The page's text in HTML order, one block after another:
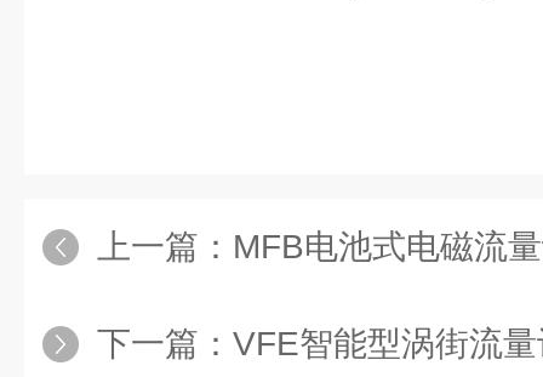
上一篇： MFB电池式电磁流
下一篇： VFE智能型涡街流